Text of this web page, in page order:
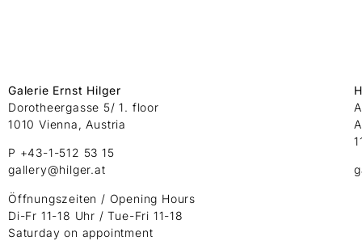
Galerie Ernst Hilger
Dorotheergasse 5/ 1. floor
1010 Vienna, Austria
P +43-1-512 53 15
gallery@hilger.at
Öffnungszeiten / Opening Hours
Di-Fr 11-18 Uhr / Tue-Fri 11-18
Saturday on appointment